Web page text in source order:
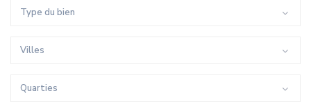
Type du bien
Villes
Quarties